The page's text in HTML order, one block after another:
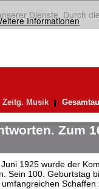
Dienste. Durch
Informationen
Zeitg. Musik
Zum
1925 wurde der
Sein 100. Geburtstag
Schaffen